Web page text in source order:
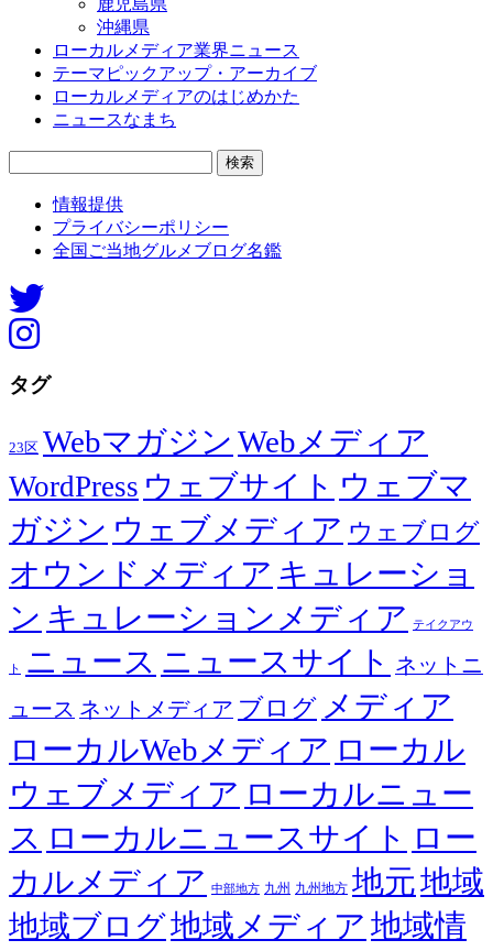
沖縄県
ローカルメディア業界ニュース
テーマピックアップ・アーカイブ
ローカルメディアのはじめかた
ニュースなまち
情報提供
プライバシーポリシー
全国ご当地グルメブログ名鑑
タグ
23区 Webマガジン Webメディア
WordPress ウェブサイト ウェブマ
ガジン ウェブメディア ウェブログ
オウンドメディア キュレーショ
ン キュレーションメディア テイクアウ
ト ニュース ニュースサイト ネットニ
ュース ネットメディア ブログ メディア
ローカルWebメディア ローカル
ウェブメディア ローカルニュー
ス ローカルニュースサイト ロー
カルメディア 中部地方 九州 九州地方 地元地域
地域ブログ地域メディア 地域情